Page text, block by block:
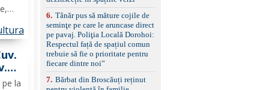
la
electrice, încălzite și
rabatabile Sistem hands-
free, Bluetooth, USB
Sistem start/stop, frână
de parcare electrică,
anvelope vară runflat
Control presiune pneuri,
filtru de particule,
6. Tânăr pus să măture cojile de
seminţe pe care le aruncase direct
pe pavaj. Poliţia Locală Dorohoi:
Respectul față de spațiul comun
trebuie să fie o prioritate pentru
fiecare dintre noi”
7. Bărbat din Broscăuți reținut